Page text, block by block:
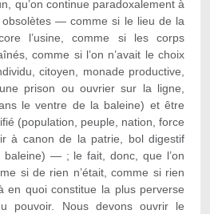
qu’on continue paradoxalement à
— comme si le lieu de la
l’usine, comme si les corps
comme si l’on n’avait le choix
citoyen, monade productive,
prison ou ouvrier sur la ligne,
le ventre de la baleine) et être
(population, peuple, nation, force
à canon de la patrie, bol digestif
— ; le fait, donc, que l’on
si de rien n’était, comme si rien
en quoi constitue la plus perverse
pouvoir. Nous devons ouvrir le